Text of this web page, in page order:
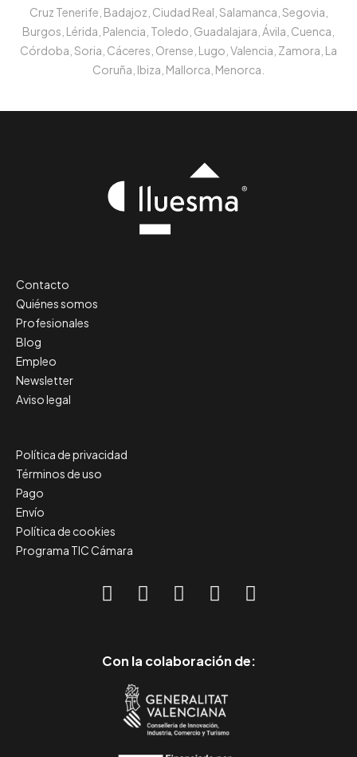
Cruz Tenerife, Badajoz, Ciudad Real, Salamanca, Segovia,
Burgos, Lérida, Palencia, Toledo, Guadalajara, Ávila, Cuenca,
Córdoba, Soria, Cáceres, Orense, Lugo, Valencia, Zamora, La
Coruña, Ibiza, Mallorca, Menorca.
Contacto
Quiénes somos
Profesionales
Blog
Empleo
Newsletter
Aviso legal
Política de privacidad
Términos de uso
Pago
Envío
Política de cookies
Programa TIC Cámara
Con la colaboración de: